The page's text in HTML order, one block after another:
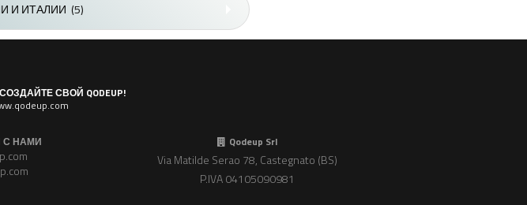
И ИТАЛИИ (5)
СВОЙ QODEUP!
С НАМИ Qodeup Srl
Via Matilde Serao 78, Castegnato (BS)
P.IVA 04105090981